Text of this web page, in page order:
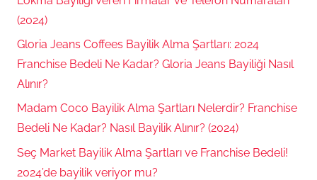
(2024)
Gloria Jeans Coffees Bayilik Alma Şartları: 2024
Franchise Bedeli Ne Kadar? Gloria Jeans Bayiliği Nasıl
Alınır?
Madam Coco Bayilik Alma Şartları Nelerdir? Franchise
Bedeli Ne Kadar? Nasıl Bayilik Alınır? (2024)
Seç Market Bayilik Alma Şartları ve Franchise Bedeli!
2024’de bayilik veriyor mu?